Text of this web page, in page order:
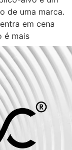
de uma marca.
em cena
é mais